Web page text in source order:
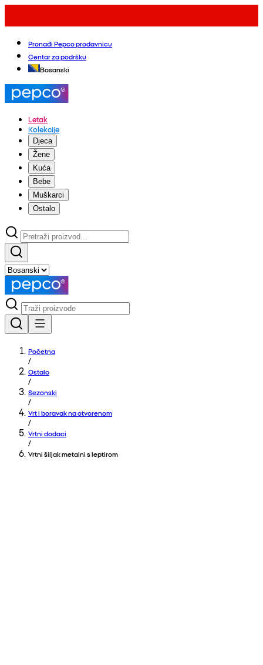
Pronađi Pepco prodavnicu
Centar za podršku
Bosanski
Letak
Kolekcije
Djeca
Žene
Kuća
Bebe
Muškarci
Ostalo
Početna
/
Ostalo
/
Sezonski
/
Vrt i boravak na otvorenom
/
Vrtni dodaci
/
Vrtni šiljak metalni s leptirom